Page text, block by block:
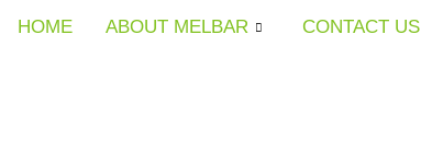
HOME ABOUT MELBAR CONTACT US
HOME ABOUT MELBAR CONTACT US
HOME ABOUT MELBAR CONTACT US